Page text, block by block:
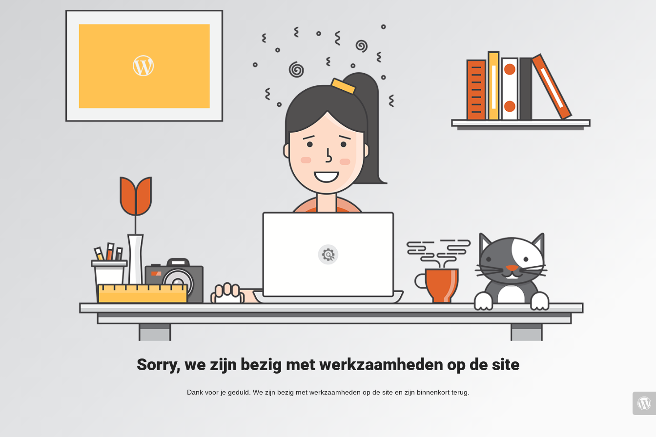
Sorry, we zijn bezig met werkzaamheden op de site
Dank voor je geduld. We zijn bezig met werkzaamheden op de site en zijn binnenkort terug.